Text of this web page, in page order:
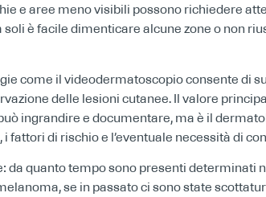
e aree meno visibili possono richiedere
è facile dimenticare alcune zone o non
come il videodermatoscopio consente di
delle lesioni cutanee. Il valore
ingrandire e documentare, ma è il
fattori di rischio e l’eventuale necessità di
da quanto tempo sono presenti determinati
se in passato ci sono state